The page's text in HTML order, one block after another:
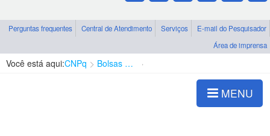
Perguntas frequentes Central de Atendimento Serviços
E-mail do Pesquisador
Área de imprensa
Você está aqui:CNPq Bolsas e Auxílios Vigentes
MENU